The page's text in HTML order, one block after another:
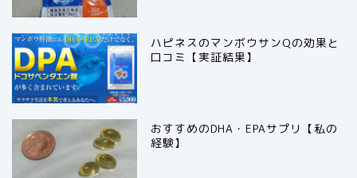
ハピネスのマンボウサンQの効果と
口コミ【実証結果】
おすすめのDHA・EPAサプリ【私の
経験】